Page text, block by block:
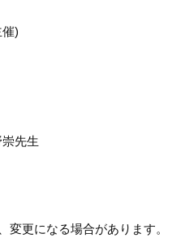
催)
先生
変更になる場合があります。